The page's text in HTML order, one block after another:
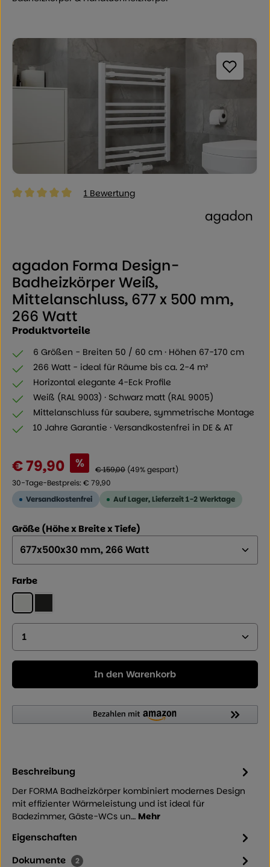
Bildergalerie überspringen
1 Bewertung
agadon Forma Design-
Badheizkörper Weiß,
Mittelanschluss, 677 x 500 mm,
266 Watt
Produktvorteile
6 Größen - Breiten 50 / 60 cm · Höhen 67-170 cm
266 Watt - ideal für Räume bis ca. 2-4 m²
Horizontal elegante 4-Eck Profile
Weiß (RAL 9003) · Schwarz matt (RAL 9005)
Mittelanschluss für saubere, symmetrische Montage
10 Jahre Garantie · Versandkostenfrei in DE & AT
Verkaufspreis:
€ 79,90 % Regulärer Preis:
€ 159,00 (49% gespart)
30-Tage-Bestpreis: € 79,90
Versandkostenfrei
Auf Lager, Lieferzeit 1-2 Werktage
Größe (Höhe x Breite x Tiefe)
Farbeauswählen
WeißSchwarz Matt (RAL 9005)
Produkt Anzahl: Geben Sie den gewünschten
In den Warenkorb
Beschreibung
Der FORMA Badheizkörper kombiniert modernes Design
mit effizienter Wärmeleistung und ist ideal für
Badezimmer, Gäste-WCs un… Mehr
Eigenschaften
Dokumente
2